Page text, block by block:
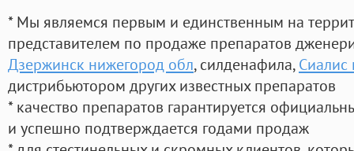
* Мы являемся первым и единственным на
представителем по продаже препаратов
Дзержинск нижегород обл, силденафила, Сиалис
дистрибьютором других известных препаратов
* качество препаратов гарантируется
и успешно подтверждается годами продаж